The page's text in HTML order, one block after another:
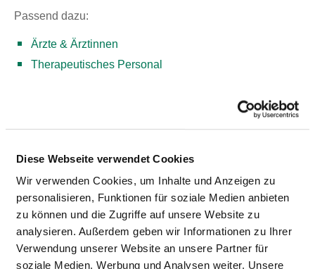
Diese Webseite verwendet Cookies
Wir verwenden Cookies, um Inhalte und Anzeigen zu
personalisieren, Funktionen für soziale Medien anbieten
zu können und die Zugriffe auf unsere Website zu
analysieren. Außerdem geben wir Informationen zu Ihrer
Verwendung unserer Website an unsere Partner für
soziale Medien, Werbung und Analysen weiter. Unsere
Passend dazu:
Ärzte & Ärztinnen
Therapeutisches Personal
gesamten Krankenhauses. Informationen zum Personal
der einzelnen Fachabteilungen finden Sie auf den
Fachabteilungsseiten.
GESUNDHEITS- UND KRANKENPFLEGER